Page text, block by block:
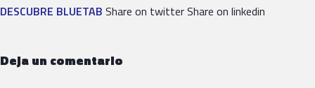
DESCUBRE BLUETAB Share on twitter Share on linkedin
Deja un comentario